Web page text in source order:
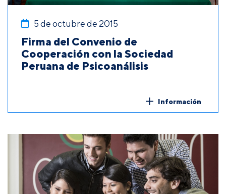
5 de octubre de 2015
Firma del Convenio de
Cooperación con la Sociedad
Peruana de Psicoanálisis
Información